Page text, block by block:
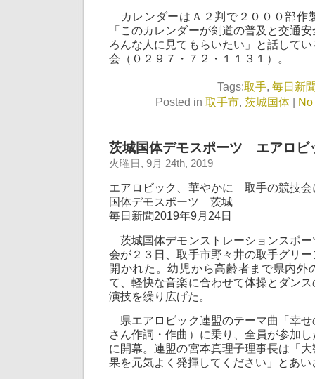
カレンダーはＡ２判で２０００部作
「このカレンダーが剣道の普及と交通
ろんな人に見てもらいたい」と話して
会（０２９７・７２・１１３１）。
Tags:取手, 毎日新
Posted in 取手市, 茨城国体 |
茨城国体デモスポーツ エアロビ
火曜日, 9月 24th, 2019
エアロビック、華やかに 取手の競技
国体デモスポーツ 茨城
毎日新聞2019年9月24日
茨城国体デモンストレーションスポ
会が２３日、取手市野々井の取手グリ
開かれた。幼児から高齢者まで県内外
て、軽快な音楽に合わせて体操とダン
演技を繰り広げた。
県エアロビック連盟のテーマ曲「幸
さん作詞・作曲）に乗り、全員が参加
に開幕。連盟の宮本真理子理事長は「
果を元気よく発揮してください」とあい